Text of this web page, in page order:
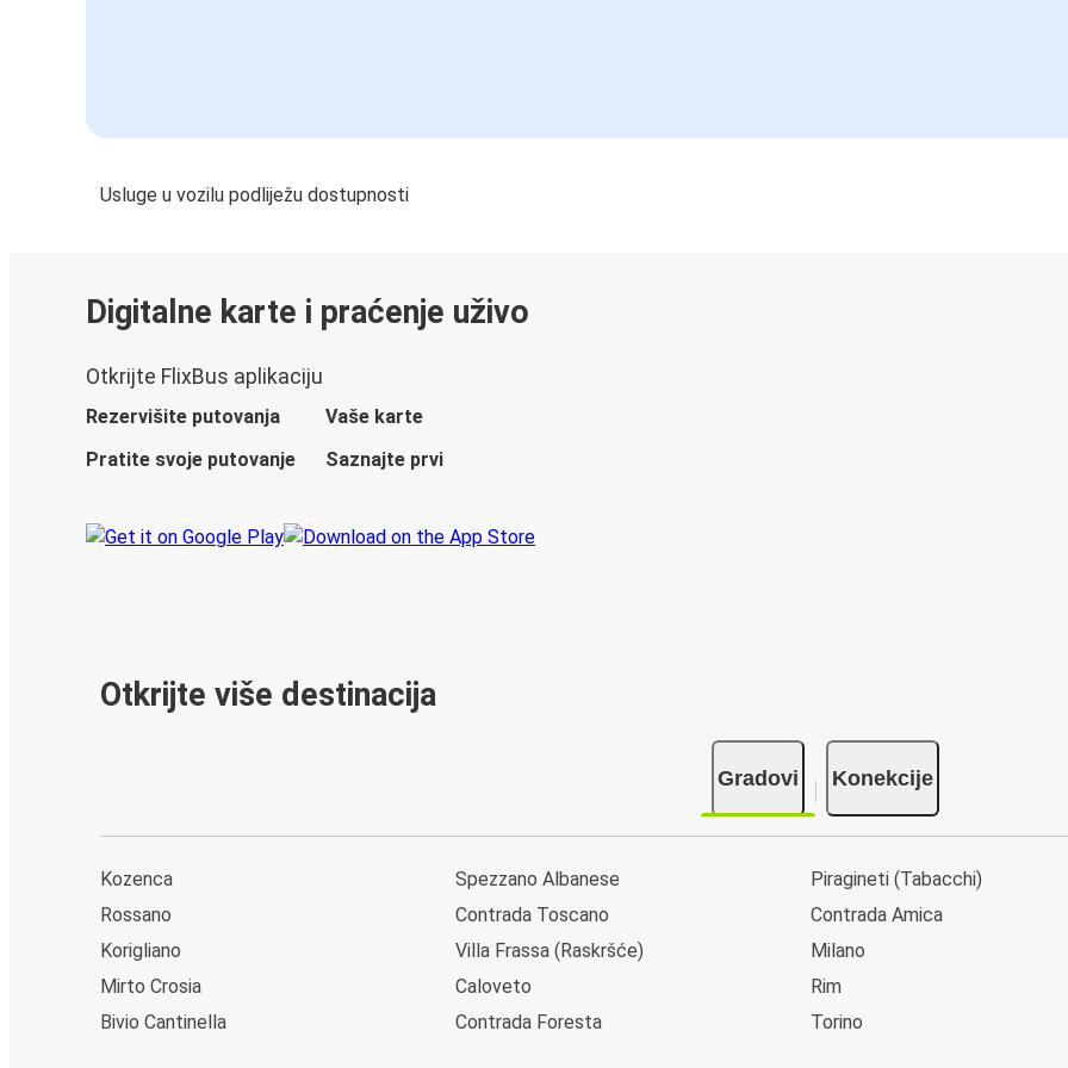
Usluge u vozilu podliježu dostupnosti
Digitalne karte i praćenje uživo
Otkrijte FlixBus aplikaciju
Rezervišite putovanja
Vaše karte
Pratite svoje putovanje
Saznajte prvi
Otkrijte više destinacija
Gradovi Konekcije
Kozenca
Rossano
Korigliano
Mirto Crosia
Bivio Cantinella
Spezzano Albanese
Contrada Toscano
Villa Frassa (Raskršće)
Caloveto
Contrada Foresta
Piragineti (Tabacchi)
Contrada Amica
Milano
Rim
Torino